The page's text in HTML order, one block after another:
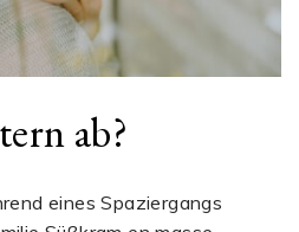
ab?
eines Spaziergangs